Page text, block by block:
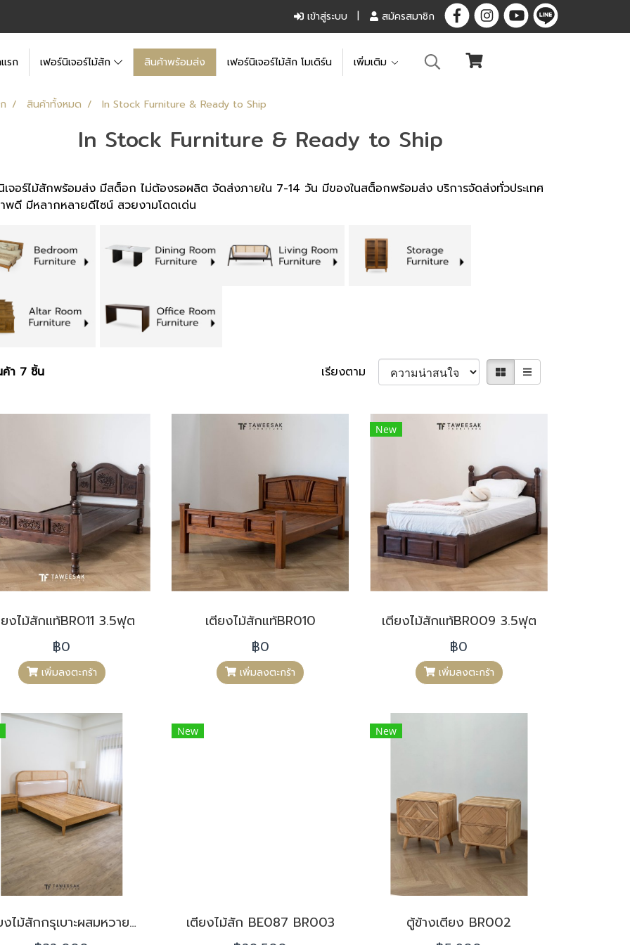
เข้าสู่ระบบ สมัครสมาชิก
รก เฟอร์นิเจอร์ไม้สัก สินค้าพร้อมส่ง เฟอร์นิเจอร์ไม้สัก โมเดิร์น เพิ่มเติม
สินค้าทั้งหมด In Stock Furniture & Ready to Ship
In Stock Furniture & Ready to Ship
เจอร์ไม้สักพร้อมส่ง มีสต็อก ไม่ต้องรอผลิต จัดส่งภายใน 7-14 วัน มีของในสต็อกพร้อมส่ง บริการจัดส่งทั่วประเทศ
ดี มีหลากหลายดีไซน์ สวยงามโดดเด่น
า 7 ชิ้น เรียงตาม
งไม้สักแท้BR011 3.5ฟุต
฿0
เพิ่มลงตะกร้า
เตียงไม้สักแท้BR010
฿0
เพิ่มลงตะกร้า
New
เตียงไม้สักแท้BR009 3.5ฟุต
฿0
เพิ่มลงตะกร้า
เตียงไม้สักกรุเบาะผสมหวาย velvet BR005
New
เตียงไม้สัก BE087 BR003
New
ตู้ข้างเตียง BR002